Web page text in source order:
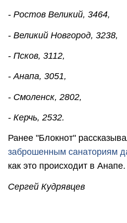
- Ростов Великий, 3464,
- Великий Новгород, 3238,
- Псков, 3112,
- Анапа, 3051,
- Смоленск, 2802,
- Керчь, 2532.
Ранее "Блокнот"
заброшенным санаториям
как это происходит в Анапе.
Сергей Кудрявцев